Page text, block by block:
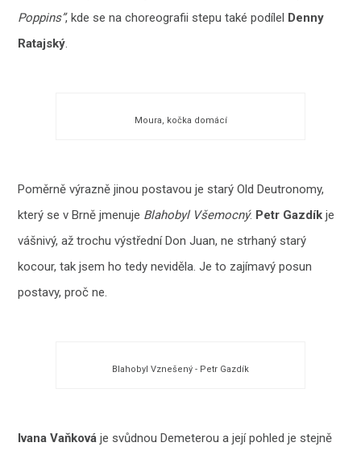
Poppins”, kde se na choreografii stepu také podílel Denny
Ratajský.
Moura, kočka domácí
Poměrně výrazně jinou postavou je starý Old Deutronomy,
který se v Brně jmenuje Blahobyl Všemocný. Petr Gazdík je
vášnivý, až trochu výstřední Don Juan, ne strhaný starý
kocour, tak jsem ho tedy neviděla. Je to zajímavý posun
postavy, proč ne.
Blahobyl Vznešený - Petr Gazdík
Ivana Vaňková je svůdnou Demeterou a její pohled je stejně